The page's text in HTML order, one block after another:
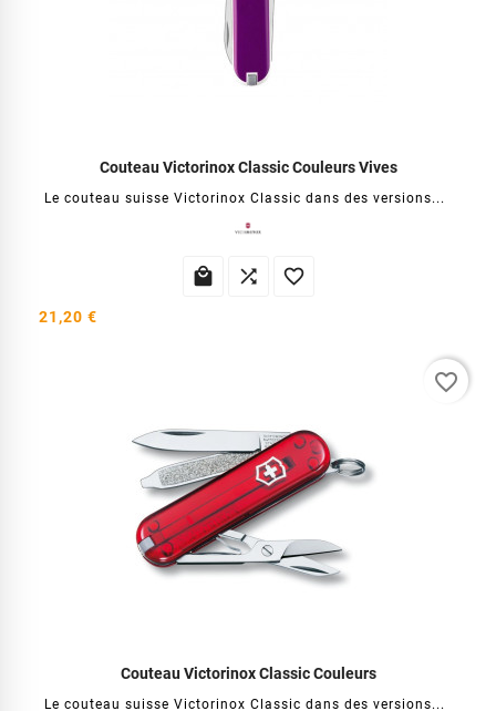
Couteau Victorinox Classic Couleurs Vives
Le couteau suisse Victorinox Classic dans des versions...
  
21,20 €
Couteau Victorinox Classic Couleurs
Le couteau suisse Victorinox Classic dans des versions...
favorite_border